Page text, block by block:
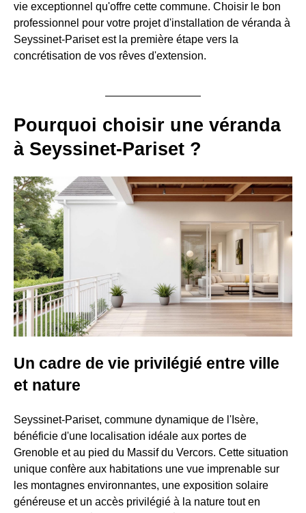
vie exceptionnel qu'offre cette commune. Choisir le bon
professionnel pour votre projet d'installation de véranda à
Seyssinet-Pariset est la première étape vers la
concrétisation de vos rêves d'extension.
Pourquoi choisir une véranda
à Seyssinet-Pariset ?
Un cadre de vie privilégié entre ville
et nature
Seyssinet-Pariset, commune dynamique de l'Isère,
bénéficie d'une localisation idéale aux portes de
Grenoble et au pied du Massif du Vercors. Cette situation
unique confère aux habitations une vue imprenable sur
les montagnes environnantes, une exposition solaire
généreuse et un accès privilégié à la nature tout en